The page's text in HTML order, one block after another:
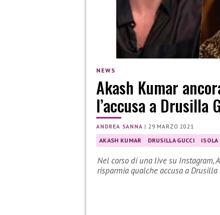
NEWS
Akash Kumar
l’accusa a Drusilla
ANDREA SANNA |29 MARZO 2021
AKASH KUMAR DRUSILLA GUCCI ISOLA
Nel corso di una live su Instagram,
risparmia qualche accusa a Drusilla